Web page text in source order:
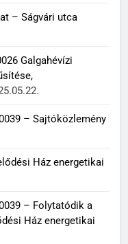
– Ságvári utca
Galgahévízi
– Sajtóközlemény
Ház energetikai
– Folytatódik a
Ház energetikai